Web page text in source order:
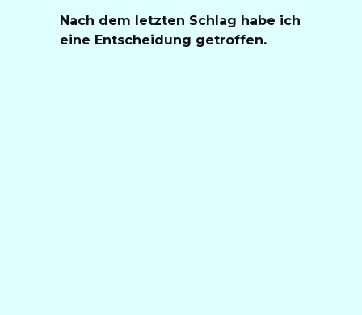
Nach dem letzten Schlag habe ich
eine Entscheidung getroffen.